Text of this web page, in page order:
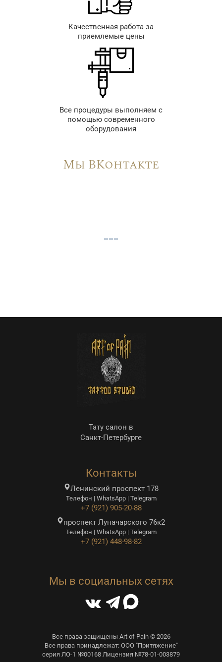
Качественная работа за
приемлемые цены
Все процедуры выполняем с
помощью современного
оборудования
Мы ВКонтакте
Тату салон в
Санкт-Петербурге
Контакты
Ленинский проспект 178
Телефон | WhatsApp | Telegram
+7 (921) 905-20-88
проспект Луначарского 76к2
Телефон | WhatsApp | Telegram
+7 (921) 448-98-82
Мы в социальных сетях
Все права защищены Art of Pain © 2026
Все права принадлежат: ООО "Притяжение"
серия ЛО-1 №00168 Лицензия №78-01-003879